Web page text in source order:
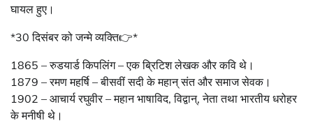
घायल हुए।
*30 दिसंबर को जन्मे व्यक्ति👉*
1865 – रुडयार्ड किपलिंग – एक ब्रिटिश लेखक और कवि थे।
1879 – रमण महर्षि – बीसवीं सदी के महान् संत और समाज सेवक।
1902 – आचार्य रघुवीर – महान भाषाविद, विद्वान्‌, नेता तथा भारतीय धरोहर
के मनीषी थे।